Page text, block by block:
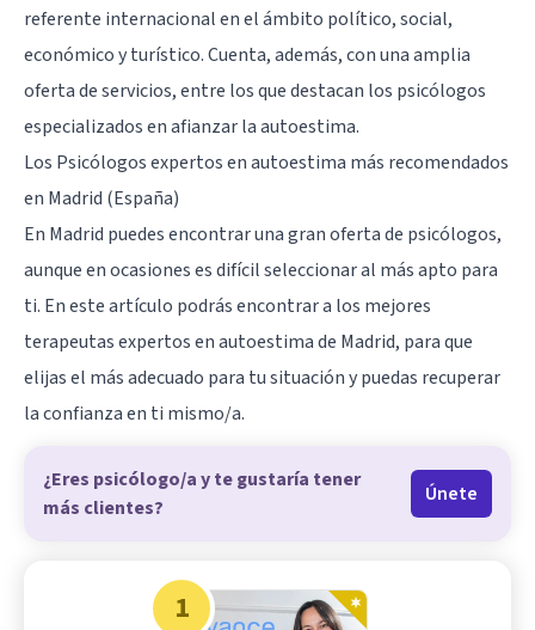
referente internacional en el ámbito político, social,
económico y turístico. Cuenta, además, con una amplia
oferta de servicios, entre los que destacan los psicólogos
especializados en afianzar la autoestima.
Los Psicólogos expertos en autoestima más recomendados
en Madrid (España)
En Madrid puedes encontrar una gran oferta de psicólogos,
aunque en ocasiones es difícil seleccionar al más apto para
ti. En este artículo podrás encontrar a los mejores
terapeutas expertos en autoestima de Madrid, para que
elijas el más adecuado para tu situación y puedas recuperar
la confianza en ti mismo/a.
¿Eres psicólogo/a y te gustaría tener
más clientes?
Únete
1